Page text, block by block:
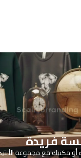
فريدة
مكتبك مع مجموعة